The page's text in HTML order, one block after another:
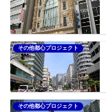
その他都心プロジェクト
その他都心プロジェクト